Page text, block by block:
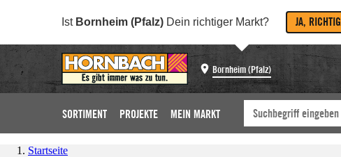
Ist Bornheim (Pfalz) Dein richtiger Markt? JA, RICHTIG
Bornheim (Pfalz)
SORTIMENT PROJEKTE MEIN MARKT
Startseite